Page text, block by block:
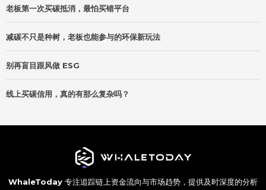
老板第一次买碳抵消，最怕买错平台
减碳不只是种树，老板也能参与的环保新玩法
别再盲目跟风做 ESG
线上买碳信用，真的有那么复杂吗？
WhaleToday 专注追踪链上资金流向与市场趋势，提供及时深度的分析